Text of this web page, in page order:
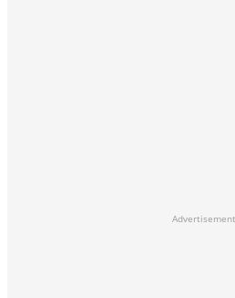
Advertisement